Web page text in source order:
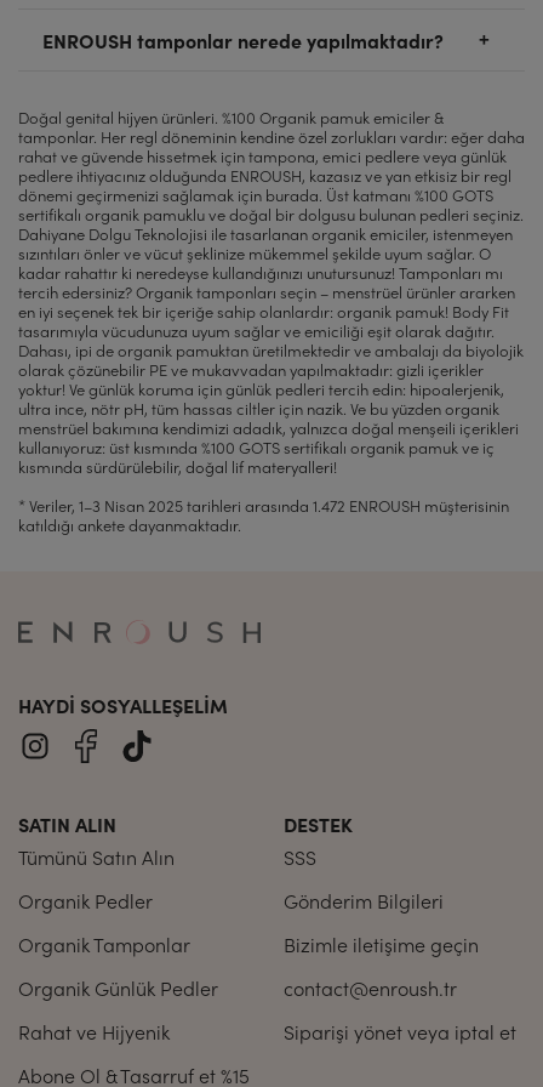
Ambalajı (veya önceden kullanılan tamponu) çöpe
tamponunuzu 4 saatte bir, maksimum 8 saatte bir
değiştirin.
önüne geçmek için mümkün olduğunda her 4 saatte
kan basıncı, ateş, kusma, ishal, kas ağrısı, baş ağrısı
veya nöbet bulunmaktadır.
Bu durumdan kaçınmak için lütfen aşağıdaki hijyen
kurallarına uyunuz:
- Tamponunuzu değiştirmeden önce ve sonra
ellerinizi yıkayın.
- Tamponu çok uzun süre kullanmayınız. Mümkünse
tamponunuzu her 4 saatte bir değiştirin. Tamponu
kesinlikle 8 saatten fazla kullanmayın.
- Tek seferde birden fazla tampon kullanmayın.
karşılayamamaktadır ve bu da fiyatı artırmaktadır.
Ayrıca geleneksel tamponlar hepimizin bildiği gibi
fiyatının biraz daha yüksek olmasına neden
olmaktadır.
toplamak üzere tasarlanmaktadır.
yerleri dikkate almanız gerekir.
Kabı yerleştirirken her zaman kayganlaştırıcı
kullanmanız gerektiğini ve bunda da TSS riski
olduğunu unutmayınız.
Kaplar, tekrar kullanılabilirdir, tamponlardan daha
fazla kanı tutabilir ve daha uzun süre (12 saate
kadar) kullanılabilir. Yine de dikkate almanız
gereken bazı riskler bulunmaktadır ve kaba
geçmeden önce eğer
- lastiğe veya latekse alerjikseniz
- doğum kontrolü için bir rahimiçi araç
kullanıyorsanız, çünkü kabı çıkarırken bu aracı da
çekip çıkarmamanız için takılı olan rahimiçi araca
takılı olan telin kısaltılması gerekebilir
- daha önce TSS geçirdiyseniz
- yakın zamanda jinekolojik bir ameliyat
geçirdiyseniz, doğum yaptıysanız veya düşük
yaptıysanız
Hayır, tuvaletler yalnızca idrar, dışkı ve tuvalet
kağıdını kaldırabileceğinden ne ENROUSH tamponu
Tuvalete atılan emici her türlü madde gider
sistemini tıkayabilir.
Hacimli nesneler tuvalete atıldığında genellikle
gider boruları ve kanalizasyon sistemi tıkanabilir.
ENROUSH tamponlar nerede yapılmaktadır?
Almanya’da titizlikle üretilmektedir. Üretim
birimlerinin tümü ISO 9001 sertifikalıdır ve tüm
tesislerimiz güvenlik ve tasarım bakımından BRC
sertifikalarına sahiptir.
Doğal genital hijyen ürünleri. %100 Organik pamuk emiciler &
tamponlar. Her regl döneminin kendine özel zorlukları vardır: eğer daha
rahat ve güvende hissetmek için tampona, emici pedlere veya günlük
pedlere ihtiyacınız olduğunda ENROUSH, kazasız ve yan etkisiz bir regl
dönemi geçirmenizi sağlamak için burada. Üst katmanı %100 GOTS
sertifikalı organik pamuklu ve doğal bir dolgusu bulunan pedleri seçiniz.
Dahiyane Dolgu Teknolojisi ile tasarlanan organik emiciler, istenmeyen
sızıntıları önler ve vücut şeklinize mükemmel şekilde uyum sağlar. O
kadar rahattır ki neredeyse kullandığınızı unutursunuz! Tamponları mı
tercih edersiniz? Organik tamponları seçin – menstrüel ürünler ararken
en iyi seçenek tek bir içeriğe sahip olanlardır: organik pamuk! Body Fit
tasarımıyla vücudunuza uyum sağlar ve emiciliği eşit olarak dağıtır.
Dahası, ipi de organik pamuktan üretilmektedir ve ambalajı da biyolojik
olarak çözünebilir PE ve mukavvadan yapılmaktadır: gizli içerikler
yoktur! Ve günlük koruma için günlük pedleri tercih edin: hipoalerjenik,
ultra ince, nötr pH, tüm hassas ciltler için nazik. Ve bu yüzden organik
menstrüel bakımına kendimizi adadık, yalnızca doğal menşeili içerikleri
kullanıyoruz: üst kısmında %100 GOTS sertifikalı organik pamuk ve iç
kısmında sürdürülebilir, doğal lif materyalleri!
* Veriler, 1–3 Nisan 2025 tarihleri arasında 1.472 ENROUSH müşterisinin
katıldığı ankete dayanmaktadır.
HAYDI SOSYALLEŞELIM
SATIN ALIN
Tümünü Satın Alın
Organik Pedler
Organik Tamponlar
Organik Günlük Pedler
Rahat ve Hijyenik
Abone Ol & Tasarruf et %15
DESTEK
SSS
Gönderim Bilgileri
Bizimle iletişime geçin
contact@enroush.tr
Siparişi yönet veya iptal et